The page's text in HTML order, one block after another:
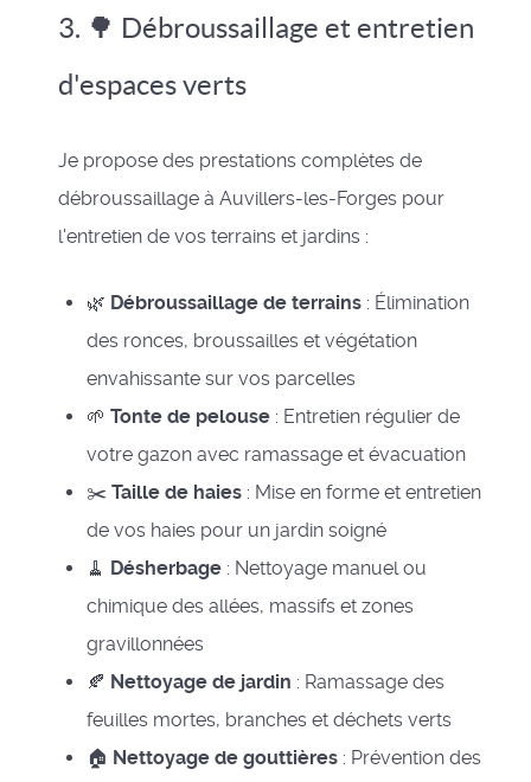
3. 🌳 Débroussaillage et entretien
d'espaces verts
Je propose des prestations complètes de
débroussaillage à Auvillers-les-Forges pour
l'entretien de vos terrains et jardins :
🌿 Débroussaillage de terrains : Élimination
des ronces, broussailles et végétation
envahissante sur vos parcelles
🌱 Tonte de pelouse : Entretien régulier de
votre gazon avec ramassage et évacuation
✂️ Taille de haies : Mise en forme et entretien
de vos haies pour un jardin soigné
🧹 Désherbage : Nettoyage manuel ou
chimique des allées, massifs et zones
gravillonnées
🍂 Nettoyage de jardin : Ramassage des
feuilles mortes, branches et déchets verts
🏠 Nettoyage de gouttières : Prévention des